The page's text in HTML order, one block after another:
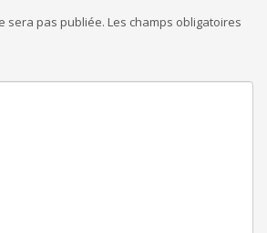
sera pas publiée. Les champs obligatoires